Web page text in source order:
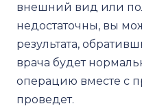
внешний вид или
недостаточны, вы
результата,
врача будет
операцию вместе с
проведет.